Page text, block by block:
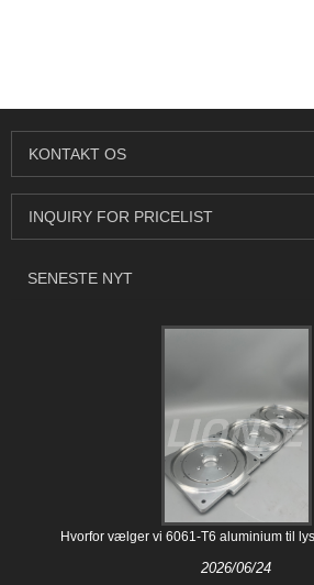
KONTAKT OS
INQUIRY FOR PRICELIST
SENESTE NYT
Hvorfor vælger vi 6061-T6 aluminium til
2026/06/24